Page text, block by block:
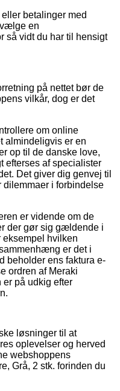
betalinger med
en
så vidt du har til hensigt
på nettet bør de
vilkår, dog er det
om online
almindeligvis er en
op til de danske love,
efterses af specialister
Det giver dig genvej til
i forbindelse
er vidende om de
der gør sig gældende i
eksempel hvilken
er det i
beholder ens faktura e-
ordren af Meraki
er på udkig efter
løsninger til at
oplevelser og herved
webshoppens
Grå, 2 stk. forinden du